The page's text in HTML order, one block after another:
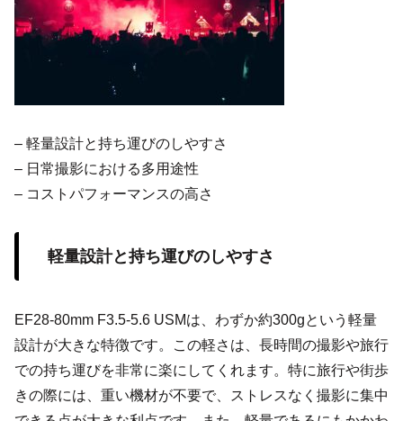
– 軽量設計と持ち運びのしやすさ
– 日常撮影における多用途性
– コストパフォーマンスの高さ
軽量設計と持ち運びのしやすさ
EF28-80mm F3.5-5.6 USMは、わずか約300gという軽量
設計が大きな特徴です。この軽さは、長時間の撮影や旅行
での持ち運びを非常に楽にしてくれます。特に旅行や街歩
きの際には、重い機材が不要で、ストレスなく撮影に集中